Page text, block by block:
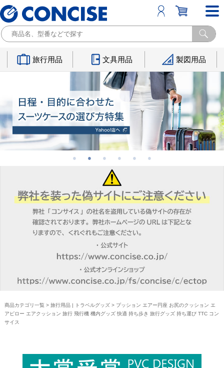
旅行用品 文具用品 製図用品
商品カテゴリ一覧 > 旅行用品 | トラベルグッズ> プッション エアー円座 お尻のクッション エ
アピロー エアクッション 旅行 飛行機 機内グッズ 快適 持ち歩き 旅行グッズ 持ち運び TTC コン
サイス